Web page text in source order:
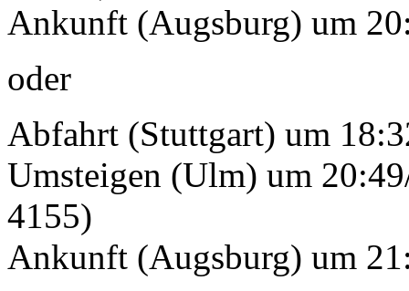
Ankunft (Augsburg) um
oder
Abfahrt (Stuttgart) um
Umsteigen (Ulm) um
4155)
Ankunft (Augsburg) um